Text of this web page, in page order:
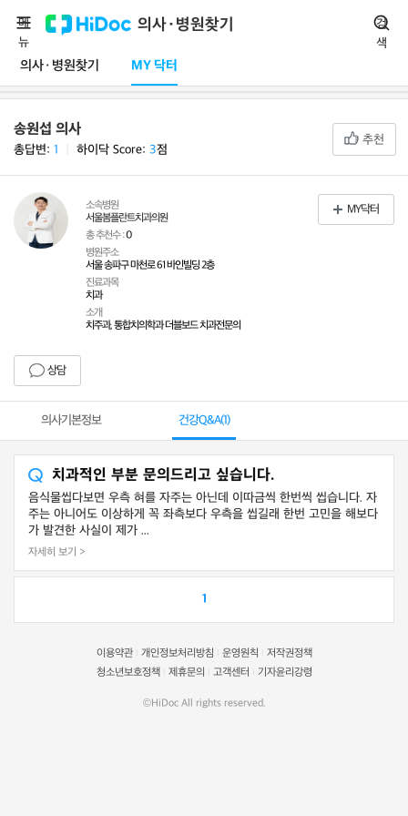
의사·병원찾기
의사·병원찾기 MY 닥터
메
뉴
검
색
송원섭 의사
총답변: 1 하이닥 Score: 3점
추천
소속병원
서울봄플란트치과의원
총 추천수 :0
병원주소
서울 송파구 마천로 61 바인빌딩 2층
진료과목
치과
소개
치주과, 통합치의학과 더블보드 치과전문의
상담
MY닥터
의사기본정보 건강Q&A(1)
치과적인 부분 문의드리고 싶습니다.
음식물씹다보면 우측 혀를 자주는 아닌데 이따금씩 한번씩 씹습니다. 자
주는 아니어도 이상하게 꼭 좌측보다 우측을 씹길래 한번 고민을 해보다
가 발견한 사실이 제가 ...
자세히 보기 >
1
이용약관 개인정보처리방침 운영원칙
저작권정책
청소년보호정책
제휴문의 고객센터 기자윤리강령
©HiDoc All rights reserved.